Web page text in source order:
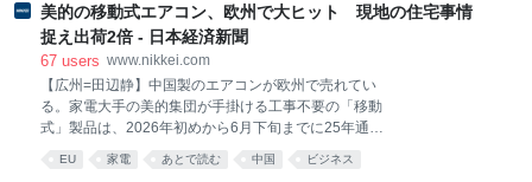
り、その後、、 2026-08-09 00:32:16 BB毛沢山♡
@BBmaozeshan 翌日支配人からメールあり。直後、
本件担当を名乗る者から電話連絡あり、あっという間
りだったが、途中から切り替え、上から攻めて正解だ
った。 ま、仕事ってどこでもそうだよなぁ。 2026-
08-09 00:32:16
美的の移動式エアコン、欧州で大ヒット 現地の住宅事情
捉え出荷2倍 - 日本経済新聞
67 users www.nikkei.com
【広州=田辺静】中国製のエアコンが欧州で売れてい
る。家電大手の美的集団が手掛ける工事不要の「移動
式」製品は、2026年初めから6月下旬までに25年通年
の2倍となる20万台を出荷した。国内市場が低迷する
中国勢は今回の成功を足がかりに海外市場の開拓を狙
EU 家電 あとで読む 中国 ビジネス